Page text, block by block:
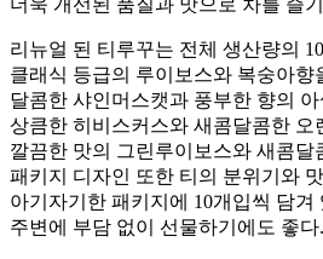
리뉴얼 된 티루꾸는 전체 생산량의
클래식 등급의 루이보스와 복숭아향
달콤한 샤인머스캣과 풍부한 향의 아
상큼한 히비스커스와 새콤달콤한 오
깔끔한 맛의 그린루이보스와 새콤달
패키지 디자인 또한 티의 분위기와
아기자기한 패키지에 10개입씩 담겨
주변에 부담 없이 선물하기에도 좋다.